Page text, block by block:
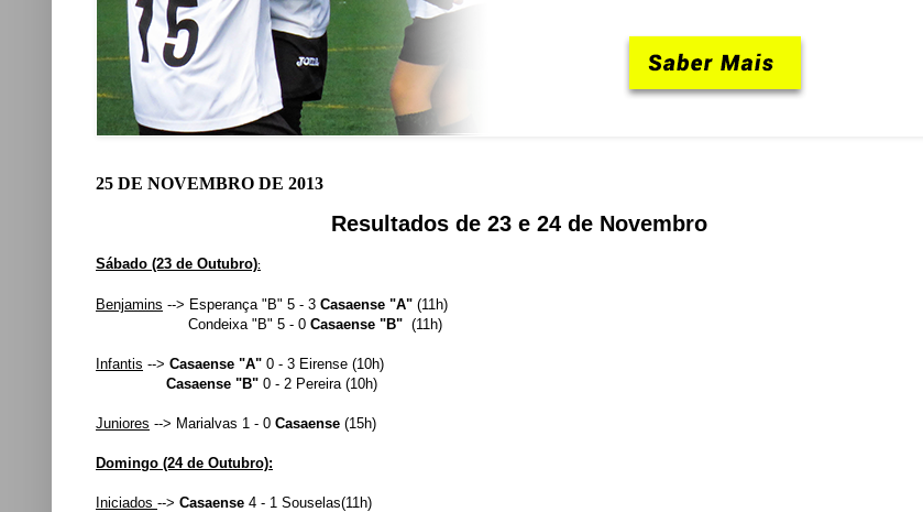
25 DE NOVEMBRO DE 2013
Resultados de 23 e 24 de Novembro
Sábado (23 de Outubro):
Benjamins --> Esperança "B" 5 - 3 Casaense "A" (11h)
Condeixa "B" 5 - 0 Casaense "B" (11h)
Infantis --> Casaense "A" 0 - 3 Eirense (10h)
Casaense "B" 0 - 2 Pereira (10h)
Juniores --> Marialvas 1 - 0 Casaense (15h)
Domingo (24 de Outubro):
Iniciados --> Casaense 4 - 1 Souselas(11h)